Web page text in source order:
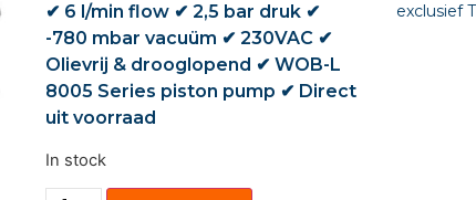
✔ 6 l/min flow ✔ 2,5 bar druk ✔
-780 mbar vacuüm ✔ 230VAC ✔
Olievrij & drooglopend ✔ WOB-L
8005 Series piston pump ✔ Direct
uit voorraad
In stock
exclusief